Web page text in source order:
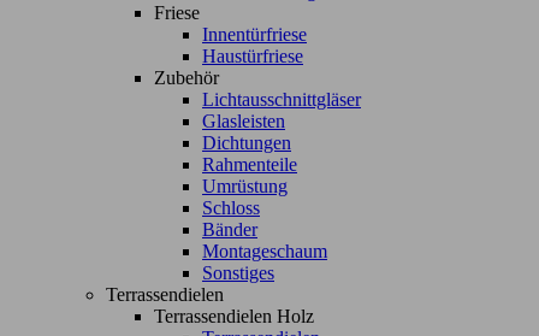
Friese
Innentürfriese
Haustürfriese
Zubehör
Lichtausschnittgläser
Glasleisten
Dichtungen
Rahmenteile
Umrüstung
Schloss
Bänder
Montageschaum
Sonstiges
Terrassendielen
Terrassendielen Holz